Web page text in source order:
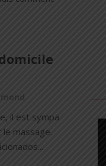
il est sympa
massage.